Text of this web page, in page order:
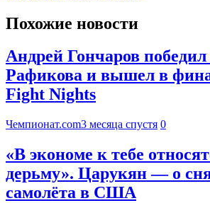
Похожие новости
Андрей Гончаров
Рафикова и вышел в
Fight Nights
Чемпионат.com3 месяца спустя 0
«В экономе к тебе
дерьму». Царукян — о
самолёта в США